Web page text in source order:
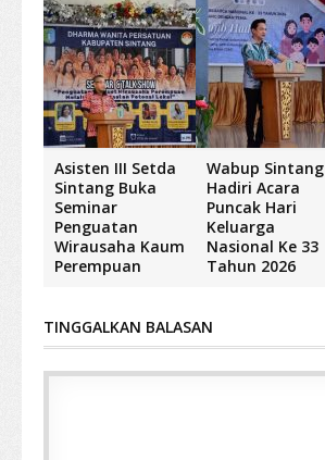
Asisten III Setda
Sintang Buka
Seminar
Penguatan
Wirausaha Kaum
Perempuan
Wabup Sintang
Hadiri Acara
Puncak Hari
Keluarga
Nasional Ke 33
Tahun 2026
TINGGALKAN BALASAN